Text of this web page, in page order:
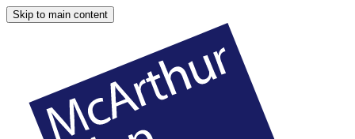
Skip to main content